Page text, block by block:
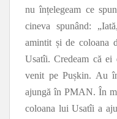
nu înțelegeam ce
cineva spunând:
amintit și de coloana
Usatîi. Credeam că
venit pe Pușkin. Au
ajungă în PMAN. În
coloana lui Usatîi a